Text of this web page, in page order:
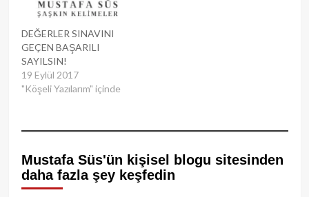
DEĞERLER SINAVINI
GEÇEN BAŞARILI
SAYILSIN!
19 Eylül 2017
"Köşeli Yazılarım" içinde
Mustafa Süs'ün kişisel blogu sitesinden
daha fazla şey keşfedin